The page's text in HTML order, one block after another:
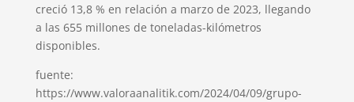
creció 13,8 % en relación a marzo de 2023, llegando
a las 655 millones de toneladas-kilómetros
disponibles.
fuente:
https://www.valoraanalitik.com/2024/04/09/grupo-